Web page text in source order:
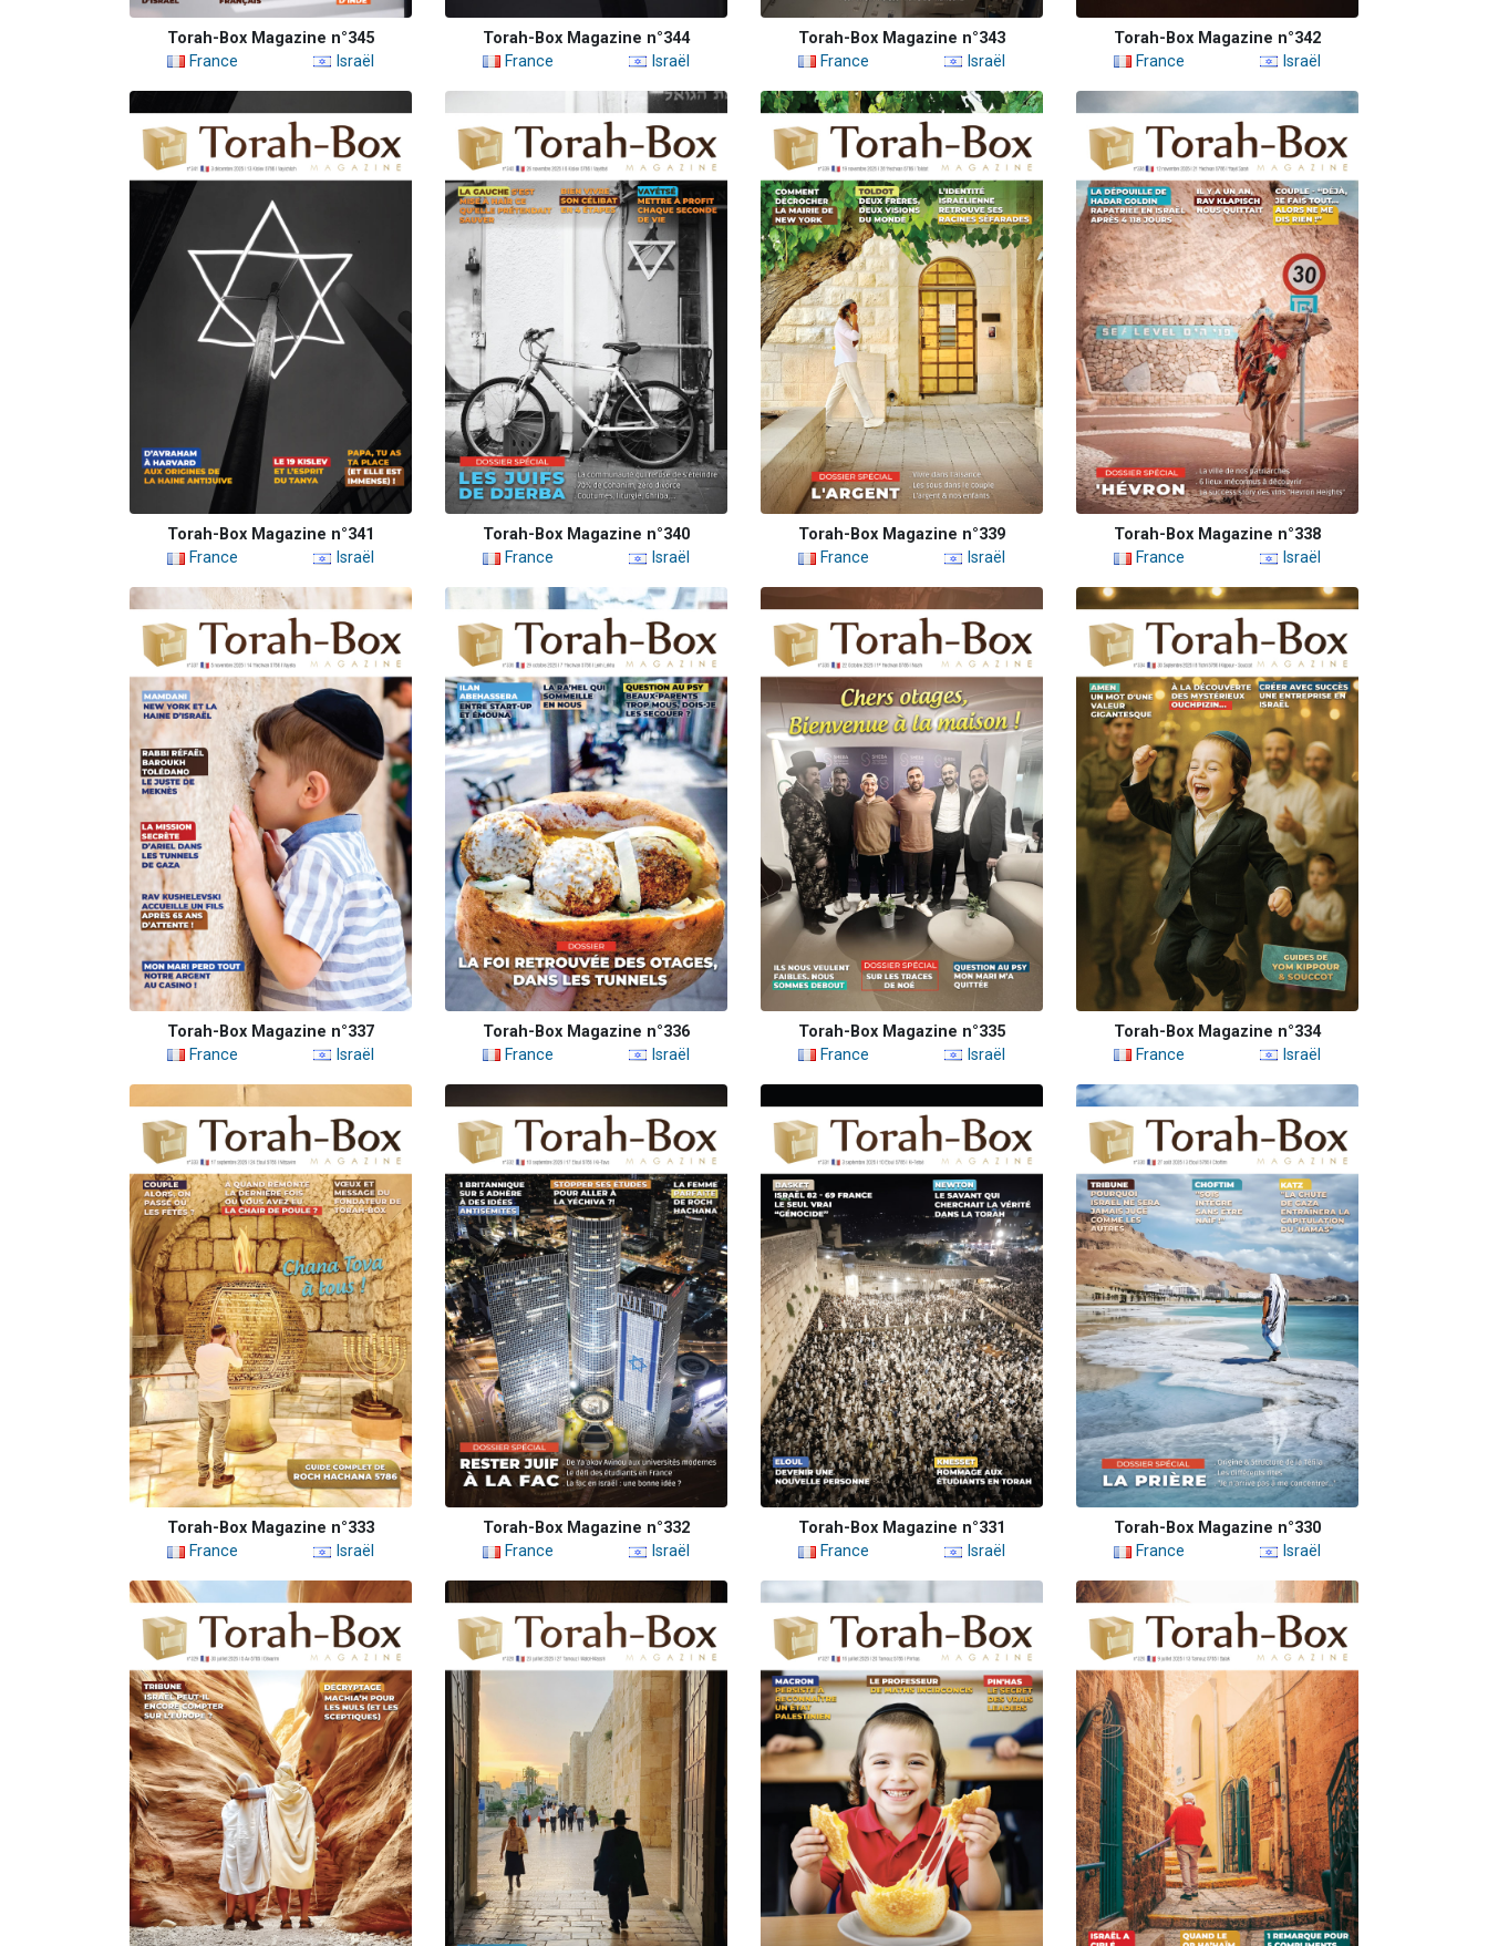
Torah-Box Magazine n°345
France
Israël
Torah-Box Magazine n°344
France
Israël
Torah-Box Magazine n°343
France
Israël
Torah-Box Magazine n°342
France
Israël
Torah-Box Magazine n°341
France
Israël
Torah-Box Magazine n°340
France
Israël
Torah-Box Magazine n°339
France
Israël
Torah-Box Magazine n°338
France
Israël
Torah-Box Magazine n°337
France
Israël
Torah-Box Magazine n°336
France
Israël
Torah-Box Magazine n°335
France
Israël
Torah-Box Magazine n°334
France
Israël
Torah-Box Magazine n°333
France
Israël
Torah-Box Magazine n°332
France
Israël
Torah-Box Magazine n°331
France
Israël
Torah-Box Magazine n°330
France
Israël